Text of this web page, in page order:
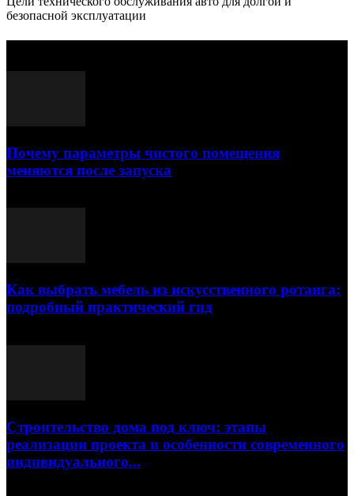
безопасной эксплуатации
Почему параметры чистого помещения
меняются после запуска
Как выбрать мебель из искусственного ротанга:
подробный практический гид
Строительство дома под ключ: этапы
реализации проекта и особенности современного
индивидуального...